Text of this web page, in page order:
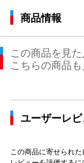
商品情報
この商品を見た
こちらの商品
ユーザーレビ
この商品に寄せられた